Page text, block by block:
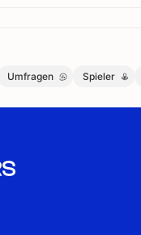
Umfragen Spieler